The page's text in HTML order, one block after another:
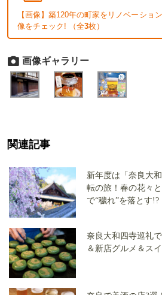
【画像】築120年の町家をリノベーショ
像をチェック! （全3枚）
画像ギャラリー
関連記事
新年度は「奈良大
転の旅！春の花々
で“穢れ”を落とす!?
奈良大和四寺巡礼
＆新店グルメ＆ス